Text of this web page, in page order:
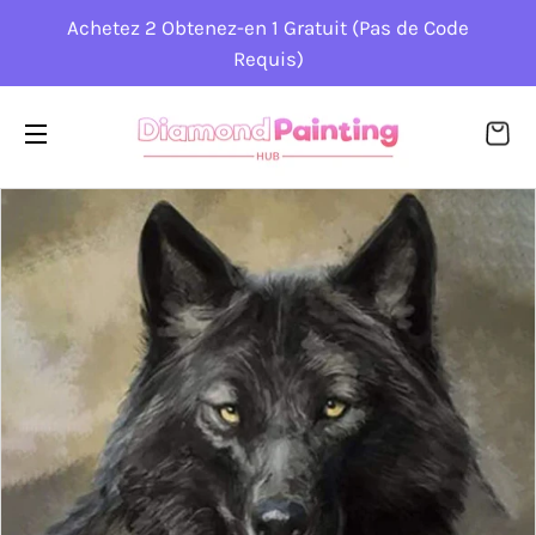
Achetez 2 Obtenez-en 1 Gratuit (Pas de Code
Requis)
NAVIGATION